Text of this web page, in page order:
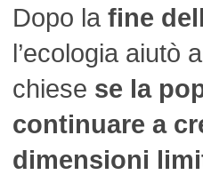
Dopo la fine
l’ecologia aiutò
chiese se la
continuare a
dimensioni